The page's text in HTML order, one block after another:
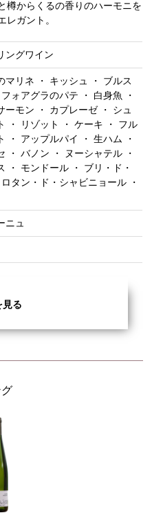
樽からくるの香りのハーモニを
レガント。
ングワイン
マリネ ・ キッシュ ・ ブルス
ォアグラのパテ ・ 白身魚 ・
ーモン ・ カプレーゼ ・ シュ
・ リゾット ・ ケーキ ・ フル
・ アップルパイ ・ 生ハム ・
・ バノン ・ ヌーシャテル ・
・ モンドール ・ ブリ・ド・
タン・ド・シャビニョール ・
ニュ
見る